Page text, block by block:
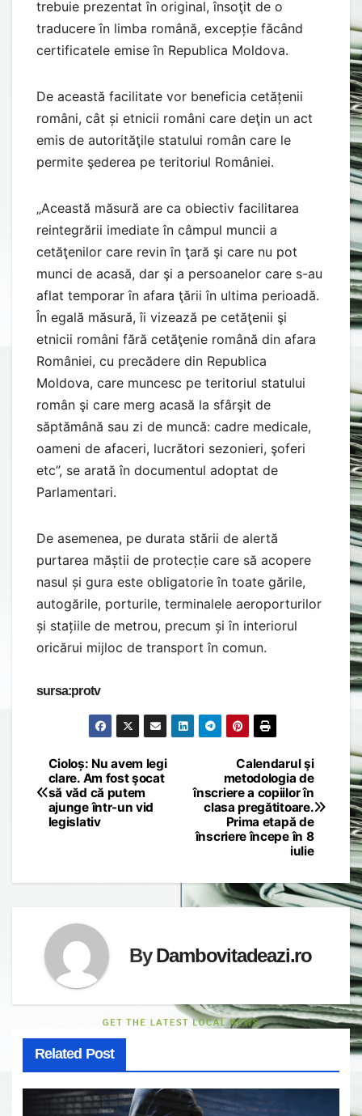
trebuie prezentat în original, însoţit de o
traducere în limba română, excepție făcând
certificatele emise în Republica Moldova.
De această facilitate vor beneficia cetățenii
români, cât și etnicii români care deţin un act
emis de autorităţile statului român care le
permite şederea pe teritoriul României.
„Această măsură are ca obiectiv facilitarea
reintegrării imediate în câmpul muncii a
cetăţenilor care revin în ţară şi care nu pot
munci de acasă, dar şi a persoanelor care s-au
aflat temporar în afara ţării în ultima perioadă.
În egală măsură, îi vizează pe cetăţenii şi
etnicii români fără cetăţenie română din afara
României, cu precădere din Republica
Moldova, care muncesc pe teritoriul statului
român şi care merg acasă la sfârşit de
săptămână sau zi de muncă: cadre medicale,
oameni de afaceri, lucrători sezonieri, şoferi
etc”, se arată în documentul adoptat de
Parlamentari.
De asemenea, pe durata stării de alertă
purtarea măștii de protecție care să acopere
nasul și gura este obligatorie în toate gările,
autogările, porturile, terminalele aeroporturilor
și stațiile de metrou, precum și în interiorul
oricărui mijloc de transport în comun.
sursa:protv
Post
navigation
Calendarul şi
metodologia de
înscriere a copiilor în
clasa pregătitoare.
Prima etapă de
înscriere începe în 8
iulie
Cioloș: Nu avem legi
clare. Am fost şocat
să văd că putem
ajunge într-un vid
legislativ
ByDambovitadeazi.ro
Related Post